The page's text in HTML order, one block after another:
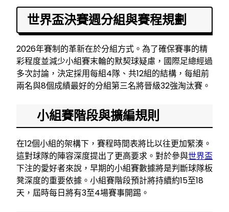
世界盃決賽週分組與賽程規劃
2026年賽制的革新在於分組方式。為了確保賽事的精
彩程度並減少小組賽末輪的默契球疑慮，國際足總經過
多次討論，決定採用每組4隊、共12組的結構，每組前
兩名與8個成績最好的分組第三名將晉級32強淘汰賽。
小組賽階段與擴編規則
在12個小組的架構下，賽程時間表將比以往更加緊湊。
這對球隊的陣容深度提出了更高要求。對於參與世界盃
下注的愛好者來說，早期的小組賽數據將是判斷球隊板
凳深度的重要依據。小組賽階段預計將持續約15至18
天，屆時每日將有3至4場賽事開踢。